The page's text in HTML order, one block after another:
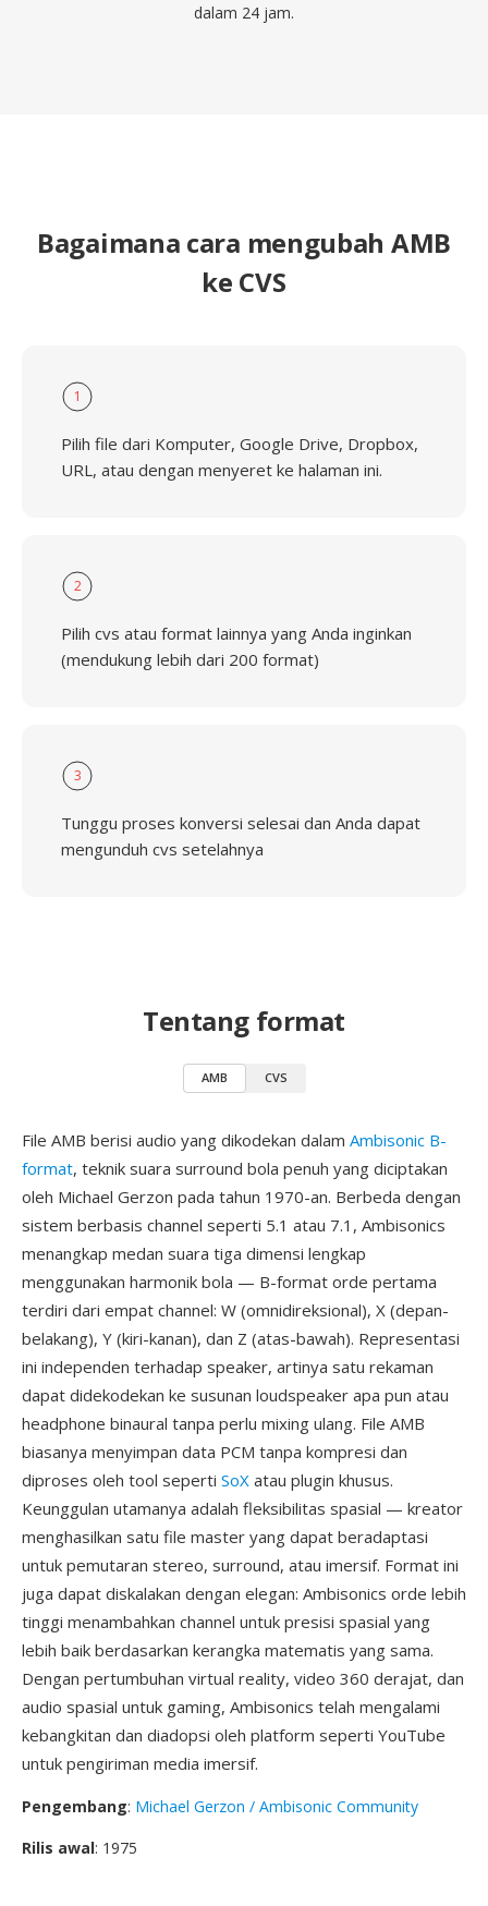
dalam 24 jam.
Bagaimana cara mengubah AMB
ke CVS
1
Pilih file dari Komputer, Google Drive, Dropbox,
URL, atau dengan menyeret ke halaman ini.
2
Pilih cvs atau format lainnya yang Anda inginkan
(mendukung lebih dari 200 format)
3
Tunggu proses konversi selesai dan Anda dapat
mengunduh cvs setelahnya
Tentang format
AMB CVS
File AMB berisi audio yang dikodekan dalam Ambisonic B-
format, teknik suara surround bola penuh yang diciptakan
oleh Michael Gerzon pada tahun 1970-an. Berbeda dengan
sistem berbasis channel seperti 5.1 atau 7.1, Ambisonics
menangkap medan suara tiga dimensi lengkap
menggunakan harmonik bola — B-format orde pertama
terdiri dari empat channel: W (omnidireksional), X (depan-
belakang), Y (kiri-kanan), dan Z (atas-bawah). Representasi
ini independen terhadap speaker, artinya satu rekaman
dapat didekodekan ke susunan loudspeaker apa pun atau
headphone binaural tanpa perlu mixing ulang. File AMB
biasanya menyimpan data PCM tanpa kompresi dan
diproses oleh tool seperti SoX atau plugin khusus.
Keunggulan utamanya adalah fleksibilitas spasial — kreator
menghasilkan satu file master yang dapat beradaptasi
untuk pemutaran stereo, surround, atau imersif. Format ini
juga dapat diskalakan dengan elegan: Ambisonics orde lebih
tinggi menambahkan channel untuk presisi spasial yang
lebih baik berdasarkan kerangka matematis yang sama.
Dengan pertumbuhan virtual reality, video 360 derajat, dan
audio spasial untuk gaming, Ambisonics telah mengalami
kebangkitan dan diadopsi oleh platform seperti YouTube
untuk pengiriman media imersif.
Pengembang: Michael Gerzon / Ambisonic Community
Rilis awal: 1975